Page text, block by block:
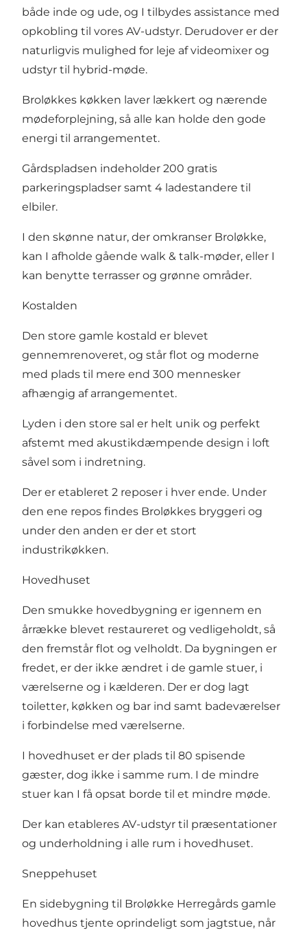
både inde og ude, og I tilbydes assistance med
opkobling til vores AV-udstyr. Derudover er der
naturligvis mulighed for leje af videomixer og
udstyr til hybrid-møde.
Broløkkes køkken laver lækkert og nærende
mødeforplejning, så alle kan holde den gode
energi til arrangementet.
Gårdspladsen indeholder 200 gratis
parkeringspladser samt 4 ladestandere til
elbiler.
I den skønne natur, der omkranser Broløkke,
kan I afholde gående walk & talk-møder, eller I
kan benytte terrasser og grønne områder.
Kostalden
Den store gamle kostald er blevet
gennemrenoveret, og står flot og moderne
med plads til mere end 300 mennesker
afhængig af arrangementet.
Lyden i den store sal er helt unik og perfekt
afstemt med akustikdæmpende design i loft
såvel som i indretning.
Der er etableret 2 reposer i hver ende. Under
den ene repos findes Broløkkes bryggeri og
under den anden er der et stort
industrikøkken.
Hovedhuset
Den smukke hovedbygning er igennem en
årrække blevet restaureret og vedligeholdt, så
den fremstår flot og velholdt. Da bygningen er
fredet, er der ikke ændret i de gamle stuer, i
værelserne og i kælderen. Der er dog lagt
toiletter, køkken og bar ind samt badeværelser
i forbindelse med værelserne.
I hovedhuset er der plads til 80 spisende
gæster, dog ikke i samme rum. I de mindre
stuer kan I få opsat borde til et mindre møde.
Der kan etableres AV-udstyr til præsentationer
og underholdning i alle rum i hovedhuset.
Sneppehuset
En sidebygning til Broløkke Herregårds gamle
hovedhus tjente oprindeligt som jagtstue, når